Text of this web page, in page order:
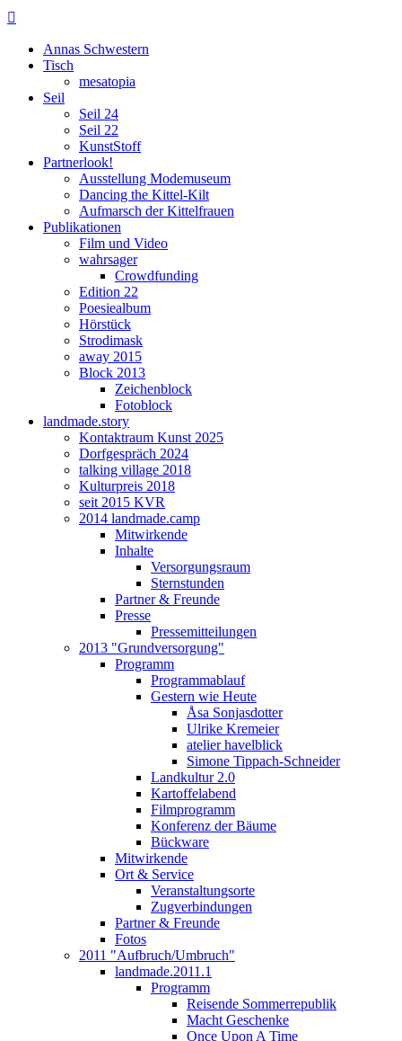

Annas Schwestern
Tisch
mesatopia
Seil
Seil 24
Seil 22
KunstStoff
Partnerlook!
Ausstellung Modemuseum
Dancing the Kittel-Kilt
Aufmarsch der Kittelfrauen
Publikationen
Film und Video
wahrsager
Crowdfunding
Edition 22
Poesiealbum
Hörstück
Strodimask
away 2015
Block 2013
Zeichenblock
Fotoblock
landmade.story
Kontaktraum Kunst 2025
Dorfgespräch 2024
talking village 2018
Kulturpreis 2018
seit 2015 KVR
2014 landmade.camp
Mitwirkende
Inhalte
Versorgungsraum
Sternstunden
Partner & Freunde
Presse
Pressemitteilungen
2013 "Grundversorgung"
Programm
Programmablauf
Gestern wie Heute
Åsa Sonjasdotter
Ulrike Kremeier
atelier havelblick
Simone Tippach-Schneider
Landkultur 2.0
Kartoffelabend
Filmprogramm
Konferenz der Bäume
Bückware
Mitwirkende
Ort & Service
Veranstaltungsorte
Zugverbindungen
Partner & Freunde
Fotos
2011 "Aufbruch/Umbruch"
landmade.2011.1
Programm
Reisende Sommerrepublik
Macht Geschenke
Once Upon A Time